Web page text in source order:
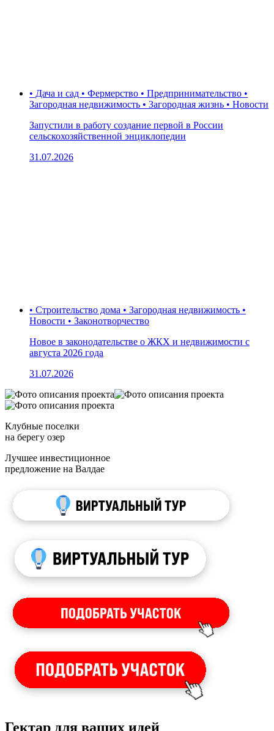
• Дача и сад • Фермерство • Предпринимательство •
Загородная недвижимость • Загородная жизнь • Новости
Запустили в работу создание первой в России
сельскохозяйственной энциклопедии
31.07.2026
• Строительство дома • Загородная недвижимость •
Новости • Законотворчество
Новое в законодательстве о ЖКХ и недвижимости с
августа 2026 года
31.07.2026
Клубные поселки
на берегу озер
Лучшее инвестиционное
предложение на Валдае
Гектар для ваших идей